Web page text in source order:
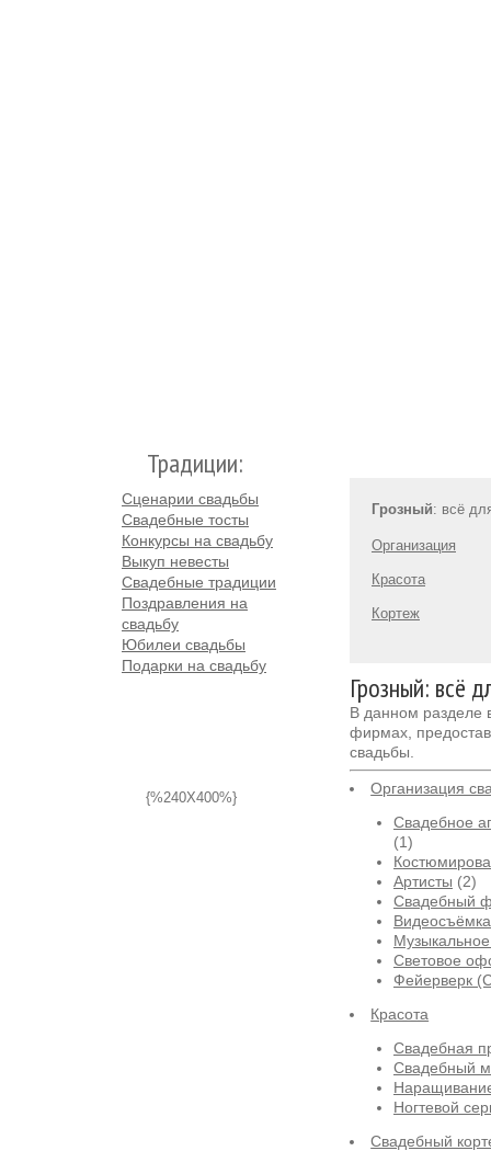
Традиции:
Сценарии свадьбы
Свадебные тосты
Конкурсы на свадьбу
Выкуп невесты
Свадебные традиции
Поздравления на
свадьбу
Юбилеи свадьбы
Подарки на свадьбу
{%240X400%}
Грозный: всё
Организация
Красота
Кортеж
Грозный: всё
В данном разделе
фирмах,
свадьбы.
Организация
Свадебное
(1)
Артисты (2)
Свадебный
Световое
Фейерверк
Красота
Свадебная
Свадебный
Ногтевой
Свадебный